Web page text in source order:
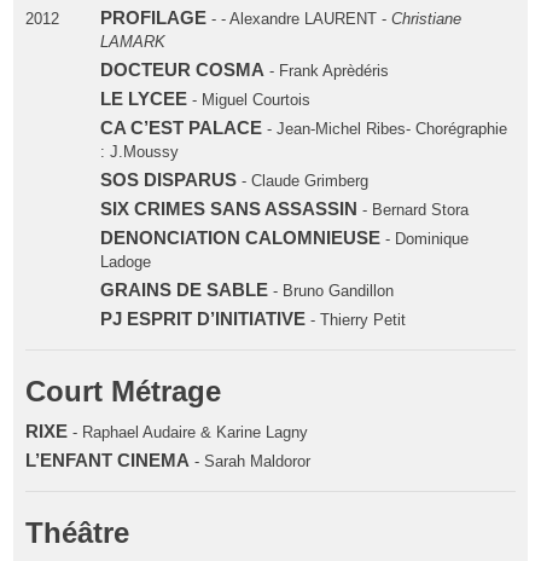
2012
PROFILAGE- - Alexandre LAURENT - Christiane
LAMARK
DOCTEUR COSMA - Frank Aprèdéris
LE LYCEE- Miguel Courtois
CA C’EST PALACE - Jean-Michel Ribes- Chorégraphie
: J.Moussy
SOS DISPARUS- Claude Grimberg
SIX CRIMES SANS ASSASSIN - Bernard Stora
DENONCIATION CALOMNIEUSE- Dominique
Ladoge
GRAINS DE SABLE- Bruno Gandillon
PJ ESPRIT D’INITIATIVE- Thierry Petit
Court Métrage
RIXE - Raphael Audaire & Karine Lagny
L’ENFANT CINEMA - Sarah Maldoror
Théâtre